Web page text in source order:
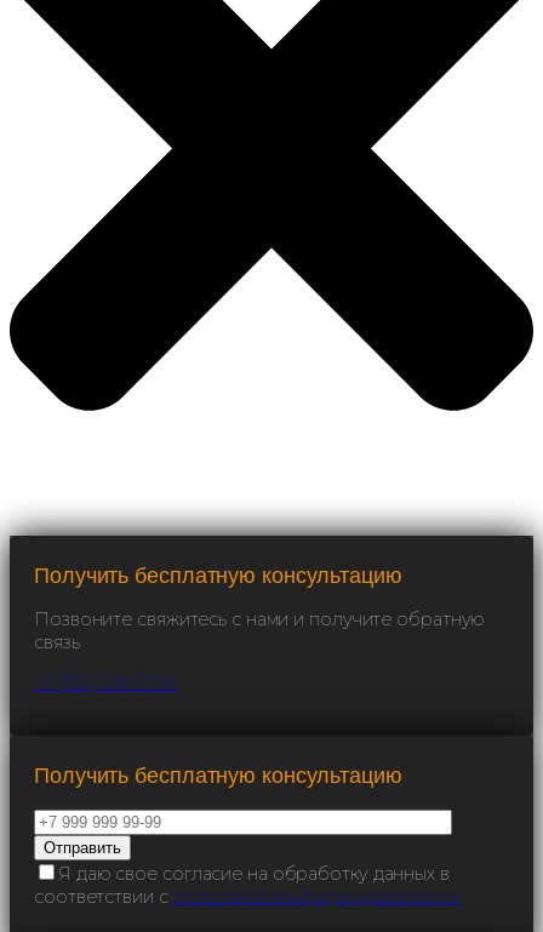
Получить бесплатную консультацию
Позвоните свяжитесь с нами и получите обратную
связь
+7 (922) 528-07-56
Получить бесплатную консультацию
Я даю свое согласие на обработку данных в
соответствии с политикой конфиденциальности